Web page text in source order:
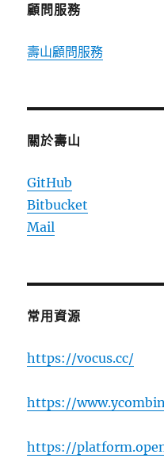
顧問服務
壽山顧問服務
關於壽山
GitHub
Bitbucket
Mail
常用資源
https://vocus.cc/
https://
https://